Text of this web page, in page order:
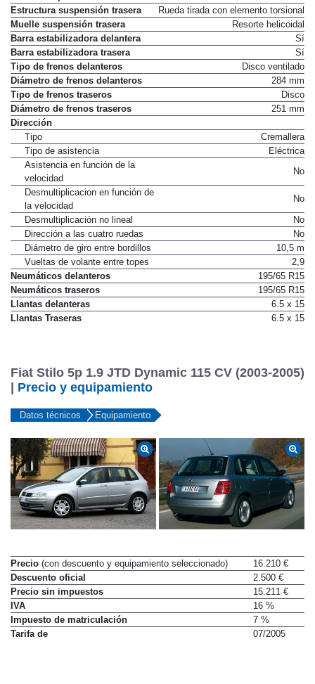
Muelle suspensión delantera
Resorte helicoidal
Estructura suspensión trasera
Rueda tirada con elemento torsional
Muelle suspensión trasera
Resorte helicoidal
Barra estabilizadora delantera
Sí
Barra estabilizadora trasera
Sí
Tipo de frenos delanteros
Disco ventilado
Diámetro de frenos delanteros
284 mm
Tipo de frenos traseros
Disco
Diámetro de frenos traseros
Dirección
Tipo
Cremallera
Tipo de asistencia
Asistencia en función de la
velocidad
No
Desmultiplicacion en función de
la velocidad
No
Desmultiplicación no lineal
No
Dirección a las cuatro ruedas
No
Diámetro de giro entre bordillos
10,5 m
Vueltas de volante entre topes
2,9
Neumáticos delanteros
195/65 R15
Neumáticos traseros
195/65 R15
Llantas delanteras
6.5 x 15
Fiat Stilo 5p 1.9 JTD Dynamic 115 CV (2003-2005)
|
Precio y equipamiento
Precio(con descuento y equipamiento seleccionado)
16.210 €
Descuento oficial
2.500 €
Precio sin impuestos
15.211 €
IVA
16 %
Impuesto de matriculación
7 %